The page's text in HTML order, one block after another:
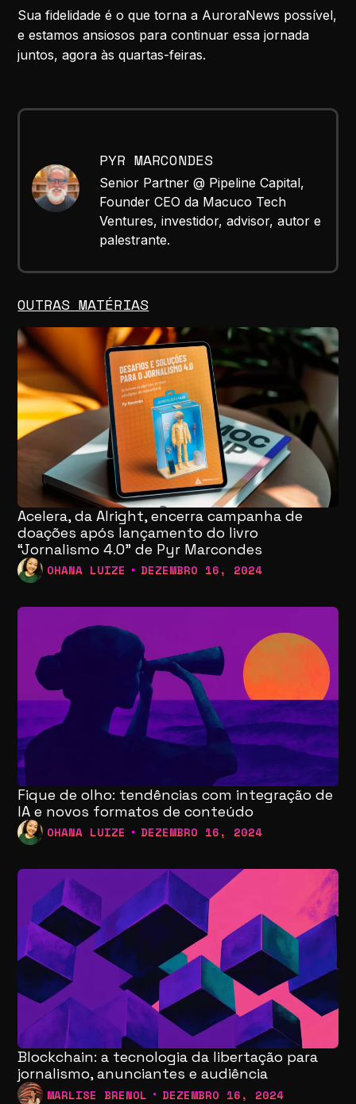
Sua fidelidade é o que torna a AuroraNews possível,
e estamos ansiosos para continuar essa jornada
juntos, agora às quartas-feiras.
PYR MARCONDES
Senior Partner @ Pipeline Capital,
Founder CEO da Macuco Tech
Ventures, investidor, advisor, autor e
palestrante.
OUTRAS MATÉRIAS
Acelera, da Alright, encerra campanha de
doações após lançamento do livro
“Jornalismo 4.0” de Pyr Marcondes
OHANA LUIZE DEZEMBRO 16, 2024
Fique de olho: tendências com integração de
IA e novos formatos de conteúdo
OHANA LUIZE DEZEMBRO 16, 2024
Blockchain: a tecnologia da libertação para
jornalismo, anunciantes e audiência
MARLISE BRENOL DEZEMBRO 16, 2024